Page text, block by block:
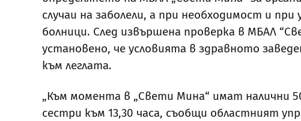
случаи на заболели, а при необходимост и
болници. След извършена проверка в МБАЛ
установено, че условията в здравното
към леглата.
„Към момента в „Свети Мина“ имат налични
сестри към 13,30 часа, съобщи областният